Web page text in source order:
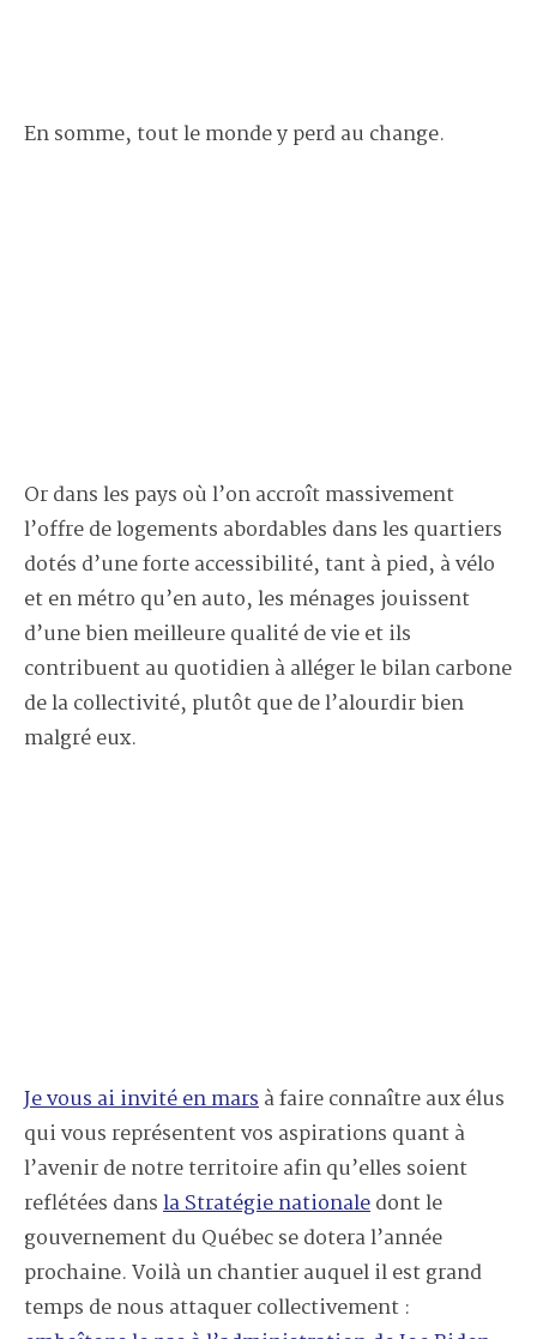
En somme, tout le monde y perd au change.
Or dans les pays où l’on accroît massivement
l’offre de logements abordables dans les quartiers
dotés d’une forte accessibilité, tant à pied, à vélo
et en métro qu’en auto, les ménages jouissent
d’une bien meilleure qualité de vie et ils
contribuent au quotidien à alléger le bilan carbone
de la collectivité, plutôt que de l’alourdir bien
malgré eux.
Je vous ai invité en marsà faire connaître aux élus
qui vous représentent vos aspirations quant à
l’avenir de notre territoire afin qu’elles soient
reflétées dansla Stratégie nationaledont le
gouvernement du Québec se dotera l’année
prochaine. Voilà un chantier auquel il est grand
temps de nous attaquer collectivement :